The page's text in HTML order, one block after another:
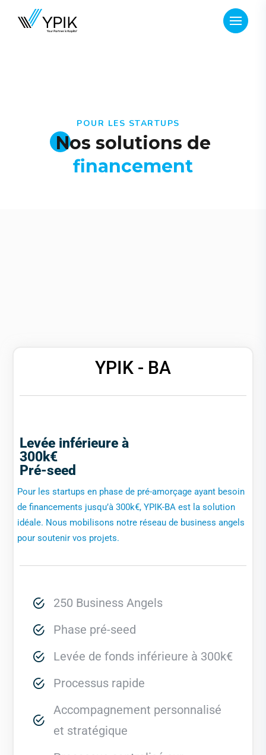
POUR LES STARTUPS
Nos solutions de
financement
YPIK - BA
Levée inférieure à
300k€
Pré-seed
Pour les startups en phase de pré-amorçage ayant besoin
de financements jusqu’à 300k€, YPIK-BA est la solution
idéale. Nous mobilisons notre réseau de business angels
pour soutenir vos projets.
250 Business Angels
Phase pré-seed
Levée de fonds inférieure à 300k€
Processus rapide
Accompagnement personnalisé
et stratégique